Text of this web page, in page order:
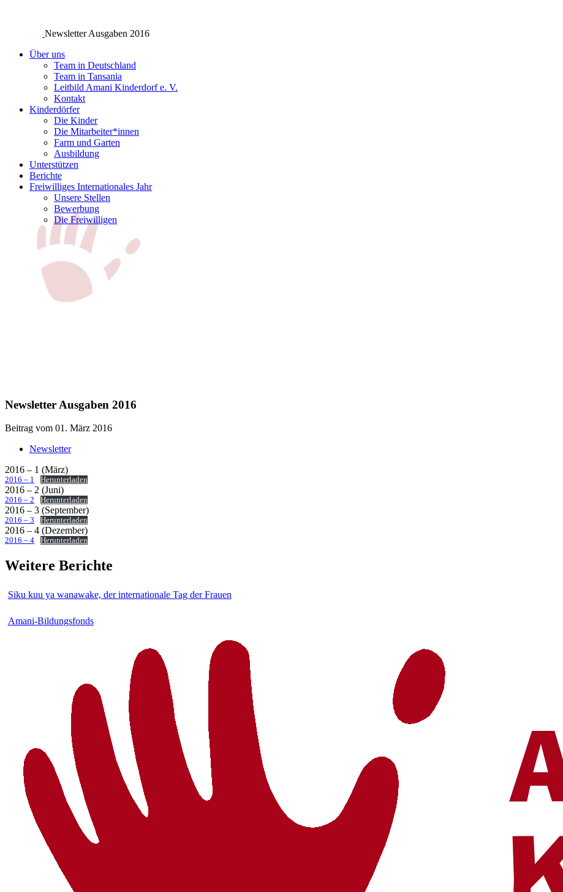
Newsletter Ausgaben 2016
Über uns
Team in Deutschland
Team in Tansania
Leitbild Amani Kinderdorf e. V.
Kontakt
Kinderdörfer
Die Kinder
Die Mitarbeiter*innen
Farm und Garten
Ausbildung
Unterstützen
Berichte
Freiwilliges Internationales Jahr
Unsere Stellen
Bewerbung
Die Freiwilligen
Newsletter Ausgaben 2016
Beitrag vom 01. März 2016
Newsletter
2016 – 1 (März)
2016 – 1 Herunterladen
2016 – 2 (Juni)
2016 – 2 Herunterladen
2016 – 3 (September)
2016 – 3 Herunterladen
2016 – 4 (Dezember)
2016 – 4 Herunterladen
Weitere Berichte
Siku kuu ya wanawake, der internationale Tag der Frauen
Amani-Bildungsfonds